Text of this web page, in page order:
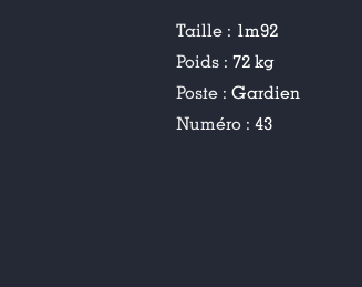
Taille : 1m92
Poids :72 kg
Poste :Gardien
Numéro :43